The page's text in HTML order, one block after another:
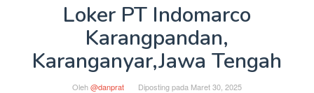
Loker PT Indomarco
Karangpandan,
Karanganyar,Jawa Tengah
Oleh@danprat Diposting pada Maret 30, 2025